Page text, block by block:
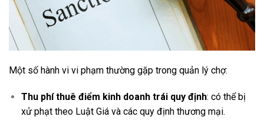
Một số hành vi vi phạm thường gặp trong quản lý chợ:
Thu phí thuê điểm kinh doanh trái quy định: có thể bị
xử phạt theo Luật Giá và các quy định thương mại.